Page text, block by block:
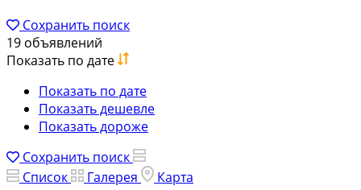
Сохранить поиск
19 объявлений
Показать по дате
Показать по дате
Показать дешевле
Показать дороже
Сохранить поиск
Список
Галерея
Карта